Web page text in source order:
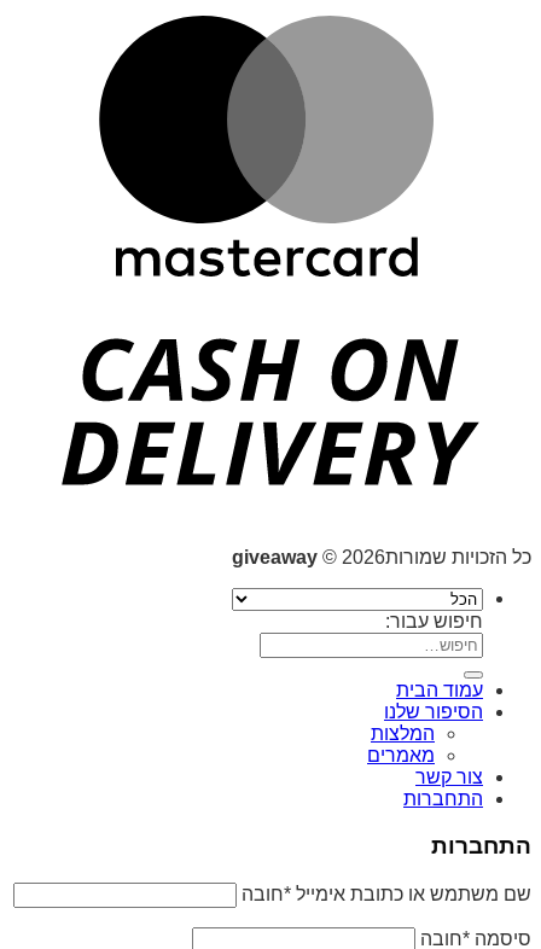
כל הזכויות שמורות2026 © giveaway
חיפוש עבור:
עמוד הבית
הסיפור שלנו
המלצות
מאמרים
צור קשר
התחברות
התחברות
שם משתמש או כתובת אימייל *חובה
סיסמה *חובה